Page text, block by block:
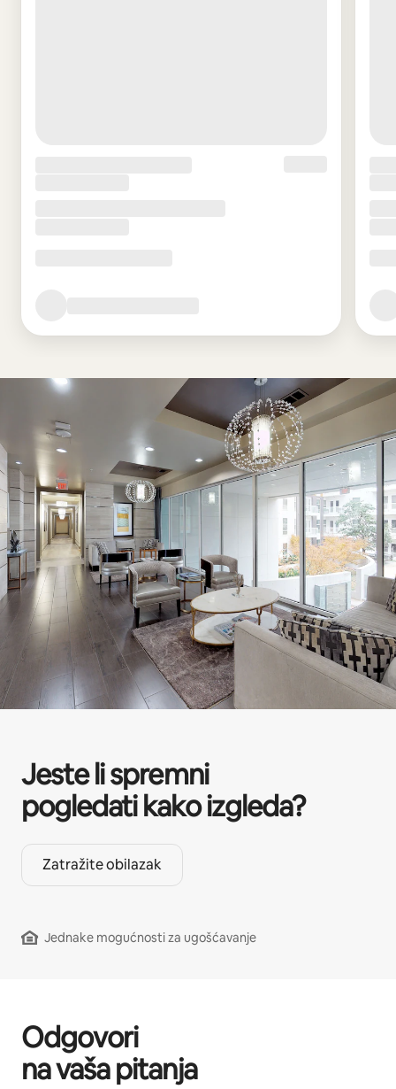
Jeste li spremni
pogledati kako izgleda?
Zatražite obilazak
Jednake mogućnosti za ugošćavanje
Odgovori
na vaša pitanja